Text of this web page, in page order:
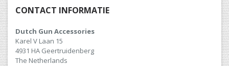
CONTACT INFORMATIE
Dutch Gun Accessories
Karel V Laan 15
4931 HA Geertruidenberg
The Netherlands